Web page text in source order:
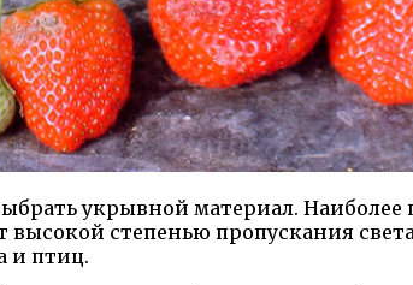
укрывной материал.
высокой степенью пропускания
и птиц.